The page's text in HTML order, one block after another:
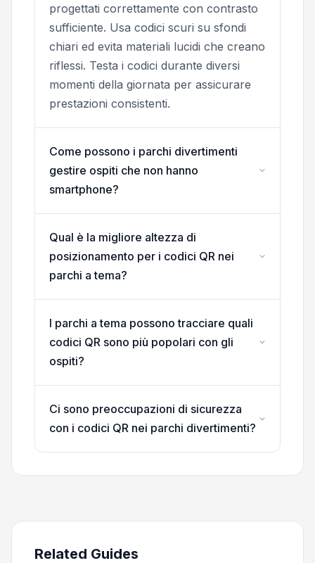
progettati correttamente con contrasto
sufficiente. Usa codici scuri su sfondi
chiari ed evita materiali lucidi che creano
riflessi. Testa i codici durante diversi
momenti della giornata per assicurare
prestazioni consistenti.
Come possono i parchi divertimenti
gestire ospiti che non hanno
smartphone?
Qual è la migliore altezza di
posizionamento per i codici QR nei
parchi a tema?
I parchi a tema possono tracciare quali
codici QR sono più popolari con gli
ospiti?
Ci sono preoccupazioni di sicurezza
con i codici QR nei parchi divertimenti?
Related Guides